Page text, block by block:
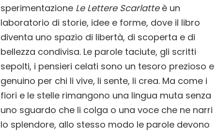
sperimentazione Le Lettere Scarlatteè un
laboratorio di storie, idee e forme, dove il libro
diventa uno spazio di libertà, di scoperta e di
bellezza condivisa. Le parole taciute, gli scritti
sepolti, i pensieri celati sono un tesoro prezioso e
genuino per chi li vive, li sente, li crea. Ma come i
fiori e le stelle rimangono una lingua muta senza
uno sguardo che li colga o una voce che ne narri
lo splendore, allo stesso modo le parole devono